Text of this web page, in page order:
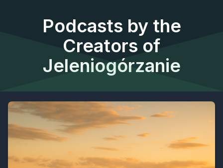
Podcasts by the
Creators of
Jeleniogórzanie